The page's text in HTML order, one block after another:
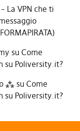
La VPN che ti
su Come
su Poliversity.it?
⁂su Come
su Poliversity.it?